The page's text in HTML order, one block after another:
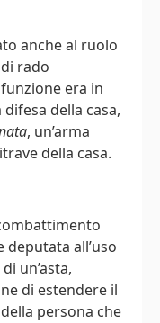
anche al ruolo
rado
era in
della casa,
, un’arma
della casa.
all’uso
un’asta,
di estendere il
persona che